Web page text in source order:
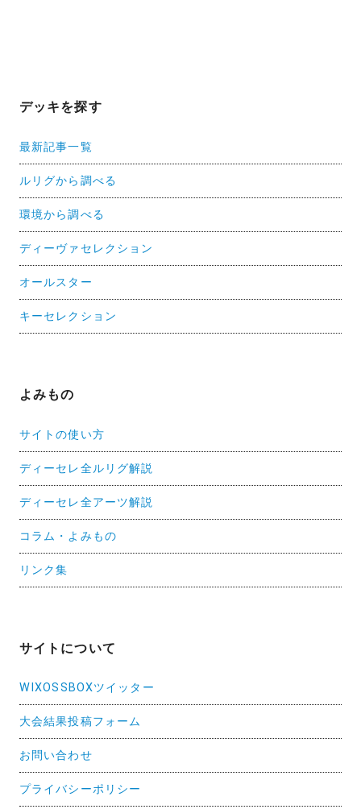
デッキを探す
最新記事一覧
ルリグから調べる
環境から調べる
ディーヴァセレクション
オールスター
キーセレクション
よみもの
サイトの使い方
ディーセレ全ルリグ解説
ディーセレ全アーツ解説
コラム・よみもの
リンク集
サイトについて
WIXOSSBOXツイッター
大会結果投稿フォーム
お問い合わせ
プライバシーポリシー